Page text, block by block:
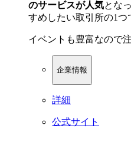
のサービスが人気とな
すめしたい取引所の1つ
イベントも豊富なので
企業情報
詳細
公式サイト